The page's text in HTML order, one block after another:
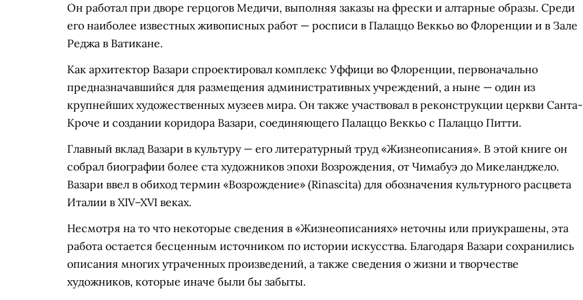
Он работал при дворе герцогов Медичи, выполняя заказы на фрески и алтарные образы. Среди
его наиболее известных живописных работ — росписи в Палаццо Веккьо во Флоренции и в Зале
Реджа в Ватикане.
Как архитектор Вазари спроектировал комплекс Уффици во Флоренции, первоначально
предназначавшийся для размещения административных учреждений, а ныне — один из
крупнейших художественных музеев мира. Он также участвовал в реконструкции церкви Санта-
Кроче и создании коридора Вазари, соединяющего Палаццо Веккьо с Палаццо Питти.
Главный вклад Вазари в культуру — его литературный труд «Жизнеописания». В этой книге он
собрал биографии более ста художников эпохи Возрождения, от Чимабуэ до Микеланджело.
Вазари ввел в обиход термин «Возрождение» (Rinascita) для обозначения культурного расцвета
Италии в XIV–XVI веках.
Несмотря на то что некоторые сведения в «Жизнеописаниях» неточны или приукрашены, эта
работа остается бесценным источником по истории искусства. Благодаря Вазари сохранились
описания многих утраченных произведений, а также сведения о жизни и творчестве
художников, которые иначе были бы забыты.